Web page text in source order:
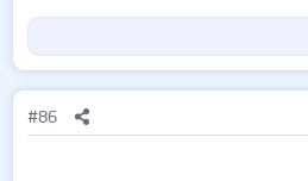
#86